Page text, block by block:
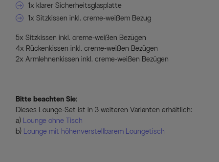
1x klarer Sicherheitsglasplatte
1x Sitzkissen inkl. creme-weißem Bezug
5x Sitzkissen inkl. creme-weißen Bezügen
4x Rückenkissen inkl. creme-weißen Bezügen
2x Armlehnenkissen inkl. creme-weißen Bezügen
Bitte beachten Sie:
Dieses Lounge-Set ist in 3 weiteren Varianten erhältlich:
a) Lounge ohne Tisch
b) Lounge mit höhenverstellbarem Loungetisch